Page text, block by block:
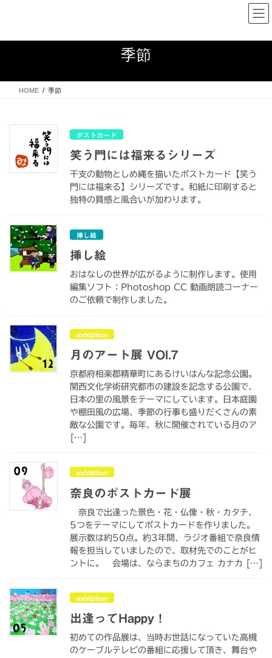
ン
ス
ー
ン
季節
HOME 季節
ポストカード
笑う門には福来るシリーズ
干支の動物としめ縄を描いたポストカード【笑う
門には福来る】シリーズです。和紙に印刷すると
独特の質感と風合いが加わります。
挿し絵
挿し絵
おはなしの世界が広がるように制作します。使用
編集ソフト：Photoshop CC 動画朗読コーナー
のご依頼で制作しました。
exhibition
月のアート展 VOl.7
京都府相楽郡精華町にあるけいはんな記念公園。
関西文化学術研究都市の建設を記念する公園で、
日本の里の風景をテーマにしています。日本庭園
や棚田風の広場、季節の行事も盛りだくさんの素
敵な公園です。毎年、秋に開催されている月のア
[…]
exhibition
奈良のポストカード展
奈良で出逢った景色・花・仏像・秋・カタチ、
5つをテーマにしてポストカードを作りました。
展示数は約50点。約3年間、ラジオ番組で奈良情
報を担当していましたので、取材先でのことがヒ
ントに。 会場は、ならまちのカフェ カナカ […]
exhibition
出逢ってHappy！
初めての作品展は、当時お世話になっていた高槻
のケーブルテレビの番組に応援して頂き、舞台や